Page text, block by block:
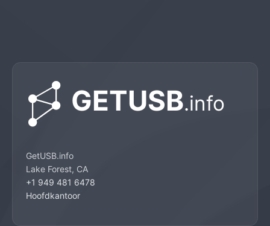
GetUSB.info
Lake Forest, CA
+1 949 481 6478
Hoofdkantoor